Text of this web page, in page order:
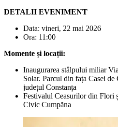
DETALII EVENIMENT
Data: vineri, 22 mai 2026
Ora: 11:00
Momente și locații:
Inaugurarea stâlpului miliar
Solar. Parcul din fața Casei
județul Constanța
Festivalul Ceasurilor din Flori
Civic Cumpăna